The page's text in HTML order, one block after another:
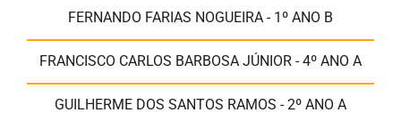
FERNANDO FARIAS NOGUEIRA - 1º ANO B
FRANCISCO CARLOS BARBOSA JÚNIOR - 4º ANO A
GUILHERME DOS SANTOS RAMOS - 2º ANO A